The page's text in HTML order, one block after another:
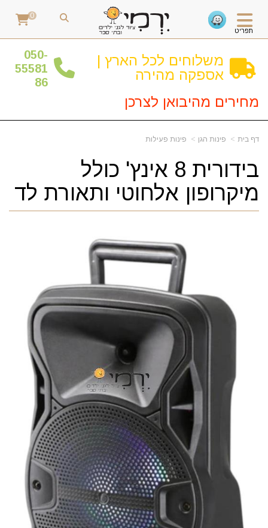
תפריט
0
משלוחים לכל הארץ |
אספקה מהירה
050-
55581
86
מחירים מהיבואן לצרכן
דף בית פינות הגן פינות פעילות
בידורית 8 אינץ' כולל
מיקרופון אלחוטי ותאורת לד